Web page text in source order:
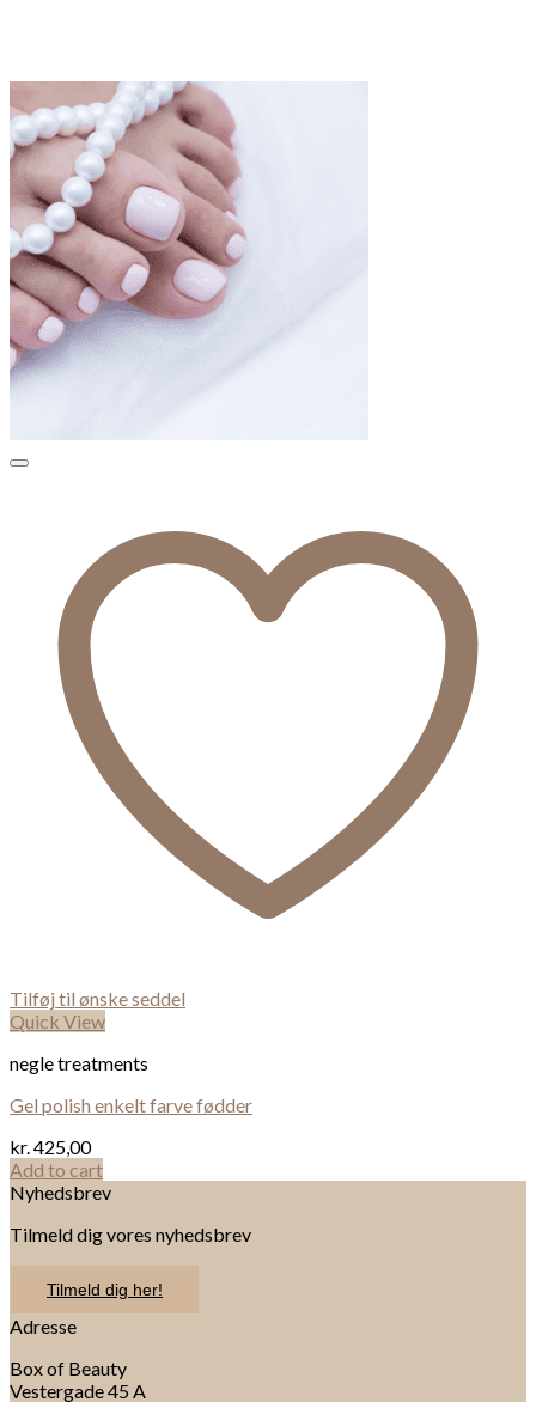
Tilføj til ønske seddel
Quick View
negle treatments
Gel polish enkelt farve fødder
kr.425,00
Add to cart
Nyhedsbrev
Tilmeld dig vores nyhedsbrev
Tilmeld dig her!
Adresse
Box of Beauty
Vestergade 45 A